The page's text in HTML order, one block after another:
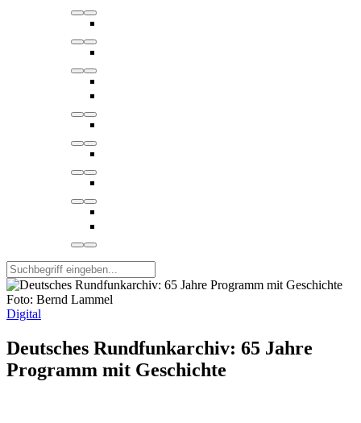
Foto: Bernd Lammel
Digital
Deutsches Rundfunkarchiv: 65 Jahre
Programm mit Geschichte